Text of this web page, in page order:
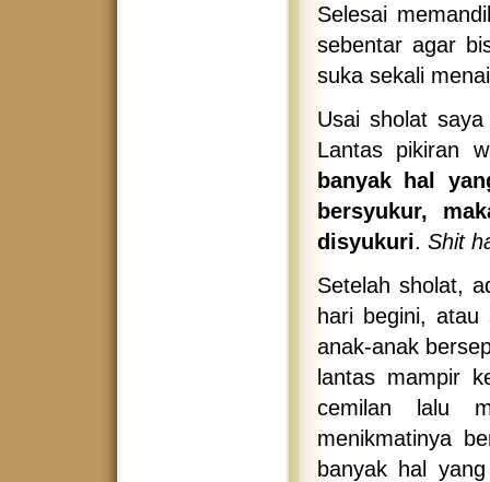
Selesai
sebentar agar
suka sekali
Usai sholat
Lantas pikiran
banyak hal
bersyukur,
disyukuri. Shit
Setelah sholat,
hari begini,
anak-anak
lantas mampir
cemilan lalu
menikmatinya
banyak hal